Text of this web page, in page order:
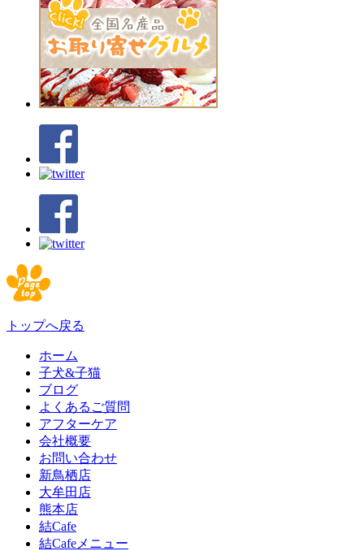
トップへ戻る
ホーム
子犬&子猫
ブログ
よくあるご質問
アフターケア
会社概要
お問い合わせ
新鳥栖店
大牟田店
熊本店
結Cafe
結Cafeメニュー